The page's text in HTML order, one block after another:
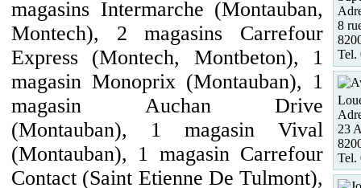
magasins Intermarche (Montauban,
Montech), 2 magasins Carrefour
Express (Montech, Montbeton), 1
magasin Monoprix (Montauban), 1
magasin Auchan Drive
(Montauban), 1 magasin Vival
(Montauban), 1 magasin Carrefour
Contact (Saint Etienne De Tulmont),
8
Tel.
23
Tel.